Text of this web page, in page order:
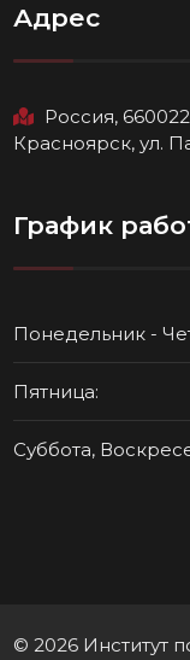
Адрес
Россия,
Красноярск, ул.
График
Понедельник -
Пятница:
Суббота,
© 2026 Институт